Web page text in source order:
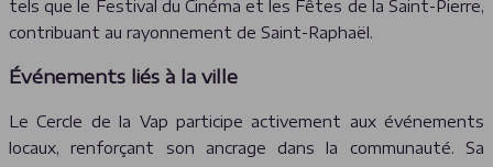
tels que le Festival du Cinéma et les Fêtes de la Saint-Pierre,
contribuant au rayonnement de Saint-Raphaël.
Événements liés à la ville
Le Cercle de la Vap participe activement aux événements
locaux, renforçant son ancrage dans la communauté. Sa